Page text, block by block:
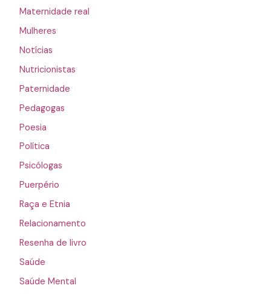
Maternidade real
Mulheres
Notícias
Nutricionistas
Paternidade
Pedagogas
Poesia
Política
Psicólogas
Puerpério
Raça e Etnia
Relacionamento
Resenha de livro
Saúde
Saúde Mental